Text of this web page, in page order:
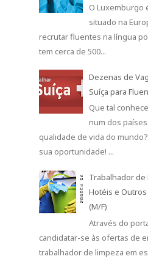
O Luxemburgo
situado na
recrutar fluentes na língua
tem cerca de 500...
Dezenas de
Suíça para
Que tal
num dos
qualidade de vida do
sua oportunidade! ...
Trabalhador de
Hotéis e
(M/F)
Através do
candidatar-se às ofertas de
trabalhador de limpeza em